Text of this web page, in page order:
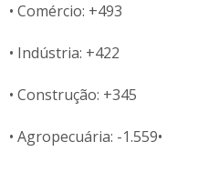
• Comércio: +493
• Indústria: +422
• Construção: +345
• Agropecuária: -1.559•